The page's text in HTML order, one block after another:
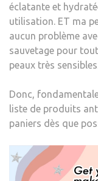
éclatante et
utilisation. ET ma
aucun problème
sauvetage pour
peaux très
Donc,
liste de produits
paniers dès que